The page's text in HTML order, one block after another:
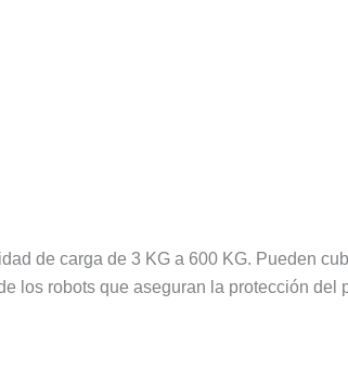
de carga de 3 KG a 600 KG. Pueden
los robots que aseguran la protección del